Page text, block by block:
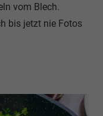
vom Blech.
bis jetzt nie Fotos